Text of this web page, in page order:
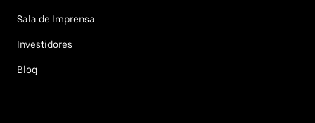
Sala de Imprensa
Investidores
Blog